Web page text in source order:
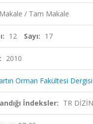
Makale / Tam Makale
12 Sayı: 17
2010
Orman Fakültesi Dergisi
İndeksler: TR